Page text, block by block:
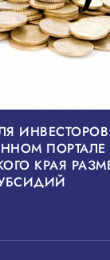
ВАС
частное
ПОРТАЛЕ
КРАЯ